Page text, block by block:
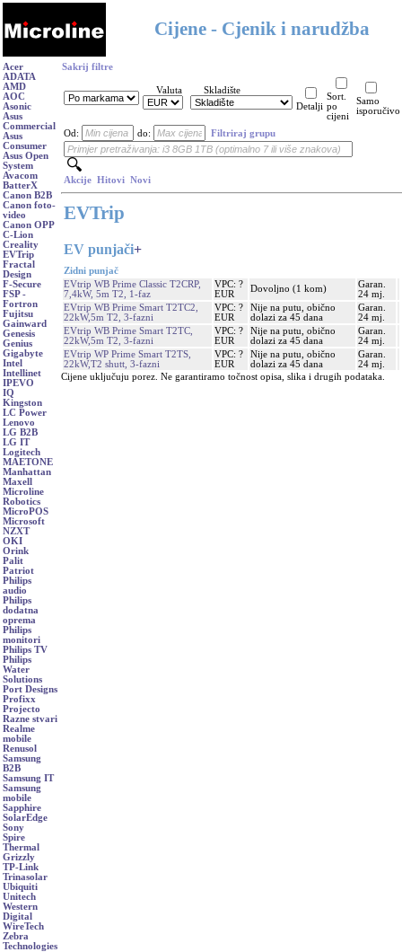
Cijene - Cjenik i narudžba
Acer
ADATA
AMD
AOC
Asonic
Asus
Commercial
Asus
Consumer
Asus Open
System
Avacom
BatterX
Canon B2B
Canon foto-
video
Canon OPP
C-Lion
Creality
EVTrip
Fractal
Design
F-Secure
FSP -
Fortron
Fujitsu
Gainward
Genesis
Genius
Gigabyte
Intel
Intellinet
IPEVO
IQ
Kingston
LC Power
Lenovo
LG B2B
LG IT
Logitech
MAETONE
Manhattan
Maxell
Microline
Robotics
MicroPOS
Microsoft
NZXT
OKI
Orink
Palit
Patriot
Philips
audio
Philips
dodatna
oprema
Philips
monitori
Philips TV
Philips
Water
Solutions
Port Designs
Profixx
Projecto
Razne stvari
Realme
mobile
Renusol
Samsung
B2B
Samsung IT
Samsung
mobile
Sapphire
SolarEdge
Sony
Spire
Thermal
Grizzly
TP-Link
Trinasolar
Ubiquiti
Unitech
Western
Digital
WireTech
Zebra
Technologies
Sakrij filtre
Valuta
Skladište
Detalji
Sort.
po
cijeni
Samo
isporučivo
Od: do: Filtriraj grupu
Akcije Hitovi Novi
EVTrip
EV punjači+
Zidni punjač
EVtrip WB Prime Classic T2CRP,
7,4kW, 5m T2, 1-faz
VPC: ?
EUR
Dovoljno (1 kom)
Garan.
24 mj.
EVtrip WB Prime Smart T2TC2,
22kW,5m T2, 3-fazni
VPC: ?
EUR
Nije na putu, obično
dolazi za 45 dana
Garan.
24 mj.
EVtrip WB Prime Smart T2TC,
22kW,5m T2, 3-fazni
VPC: ?
EUR
Nije na putu, obično
dolazi za 45 dana
Garan.
24 mj.
EVtrip WP Prime Smart T2TS,
22kW,T2 shutt, 3-fazni
VPC: ?
EUR
Nije na putu, obično
dolazi za 45 dana
Garan.
24 mj.
Cijene uključuju porez. Ne garantiramo točnost opisa, slika i drugih podataka.